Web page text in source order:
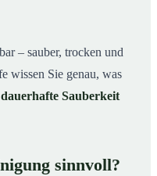
– sauber, trocken und
wissen Sie genau, was
dauerhafte Sauberkeit
sinnvoll?